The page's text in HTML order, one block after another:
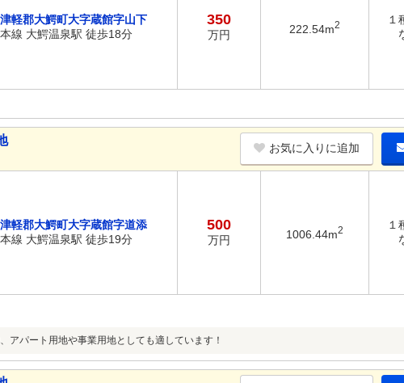
軽郡大鰐町大字蔵館字山下
本線 大鰐温泉駅 徒歩18分
350
万円 222.54m2
１
お気に入りに追加
軽郡大鰐町大字蔵館字道添
本線 大鰐温泉駅 徒歩19分
500
万円 1006.44m2
１
アパート用地や事業用地としても適しています！